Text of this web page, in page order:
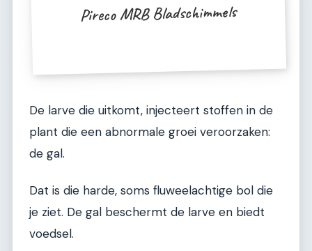
Pireco MRB Bladschimmels
De larve die uitkomt, injecteert stoffen in de
plant die een abnormale groei veroorzaken:
de gal.
Dat is die harde, soms fluweelachtige bol die
je ziet. De gal beschermt de larve en biedt
voedsel.